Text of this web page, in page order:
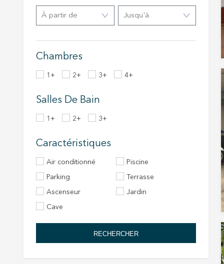
à partir de Jusqu'à
Chambres
1+ 2+ 3+ 4+
Salles De Bain
1+ 2+ 3+
Caractéristiques
Air conditionné Piscine
Parking Terrasse
Ascenseur Jardin
Cave
RECHERCHER